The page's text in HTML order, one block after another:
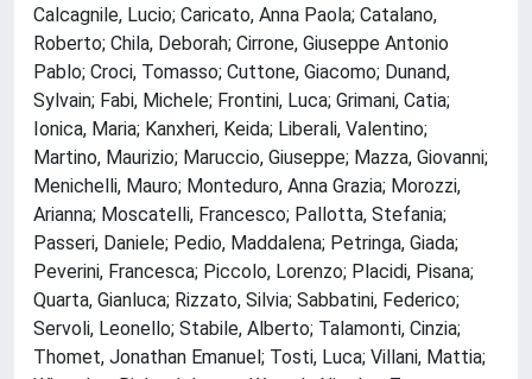
Calcagnile, Lucio; Caricato, Anna Paola; Catalano,
Roberto; Chila, Deborah; Cirrone, Giuseppe Antonio
Pablo; Croci, Tomasso; Cuttone, Giacomo; Dunand,
Sylvain; Fabi, Michele; Frontini, Luca; Grimani, Catia;
Ionica, Maria; Kanxheri, Keida; Liberali, Valentino;
Martino, Maurizio; Maruccio, Giuseppe; Mazza, Giovanni;
Menichelli, Mauro; Monteduro, Anna Grazia; Morozzi,
Arianna; Moscatelli, Francesco; Pallotta, Stefania;
Passeri, Daniele; Pedio, Maddalena; Petringa, Giada;
Peverini, Francesca; Piccolo, Lorenzo; Placidi, Pisana;
Quarta, Gianluca; Rizzato, Silvia; Sabbatini, Federico;
Servoli, Leonello; Stabile, Alberto; Talamonti, Cinzia;
Thomet, Jonathan Emanuel; Tosti, Luca; Villani, Mattia;